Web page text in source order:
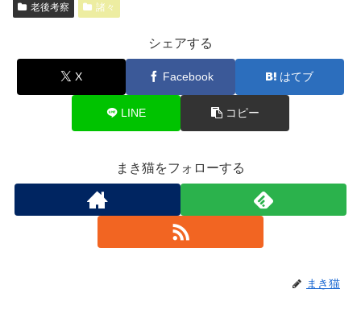
老後考察 諸々
シェアする
X Facebook はてブ
LINE コピー
まき猫をフォローする
まき猫